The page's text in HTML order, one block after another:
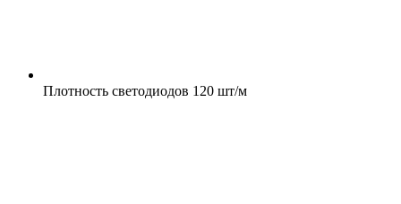
Плотность светодиодов 120 шт/м